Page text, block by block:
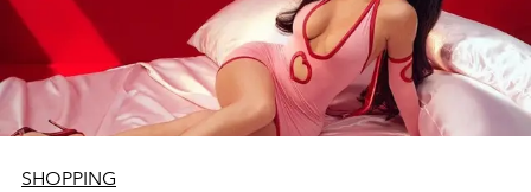
SHOPPING